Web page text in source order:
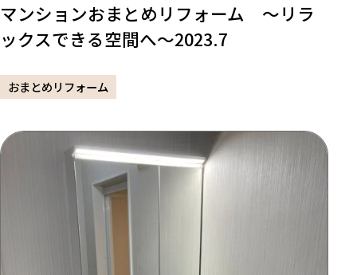
マンションおまとめリフォーム ～リラ
ックスできる空間へ～2023.7
おまとめリフォーム